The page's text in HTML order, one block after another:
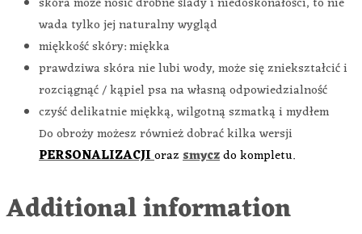
wada tylko jej naturalny wygląd
miękkość skóry: miękka
prawdziwa skóra nie lubi wody, może się zniekształcić i
rozciągnąć / kąpiel psa na własną odpowiedzialność
czyść delikatnie miękką, wilgotną szmatką i mydłem
Do obroży możesz również dobrać kilka wersji
PERSONALIZACJIorazsmyczdo kompletu.
Additional information